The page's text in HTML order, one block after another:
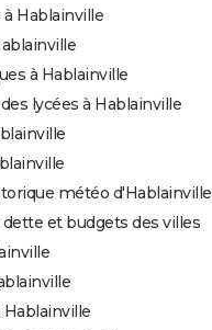
Hablainville
à Hablainville
lycées à Hablainville
météo d'Hablainville
dette et budgets des villes
Hablainville